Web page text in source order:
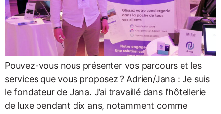
Pouvez-vous nous présenter vos parcours et les
services que vous proposez ? Adrien/Jana : Je suis
le fondateur de Jana. J’ai travaillé dans l’hôtellerie
de luxe pendant dix ans, notamment comme